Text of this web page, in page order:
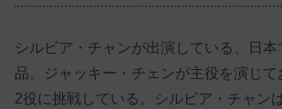
シルビア・チャンが出演している、日
品。ジャッキー・チェンが主役を演じて
2役に挑戦している。シルビア・チャン